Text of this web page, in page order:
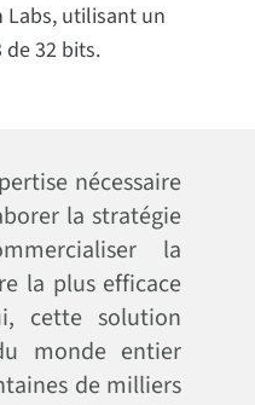
Labs, utilisant un
de 32 bits.
nécessaire
la stratégie
la
la plus efficace
cette solution
monde entier
de milliers